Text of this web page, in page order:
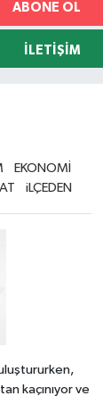
ABONE OL
İLETIŞIM
EKONOMİ
iLÇEDEN
kaçınıyor ve